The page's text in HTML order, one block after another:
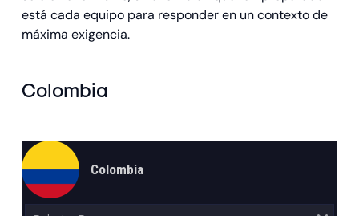
está cada equipo para responder en un contexto de
máxima exigencia.
Colombia
Colombia